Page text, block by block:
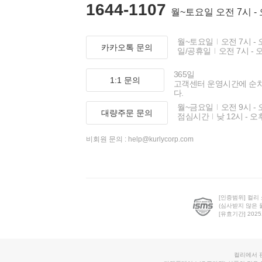
1644-1107 월~토요일 오전 7시 -
카카오톡 문의
월~토요일
오전 7시 -
일/공휴일
오전 7시 -
1:1 문의
365일
고객센터 운영시간에 순
다.
대량주문 문의
월~금요일
오전 9시 -
점심시간
낮 12시 - 오
비회원 문의 : help@kurlycorp.com
[인증범위] 컬리
(심사받지 않은
[유효기간]
컬리에서